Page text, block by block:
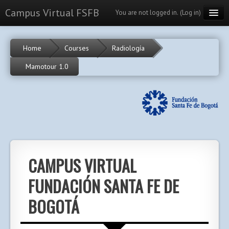
Campus Virtual FSFB You are not logged in. (Log in)
Calendario
Portal
Home Courses
Radiología
Mamotour 1.0
CAMPUS VIRTUAL
FUNDACIÓN SANTA FE DE
BOGOTÁ